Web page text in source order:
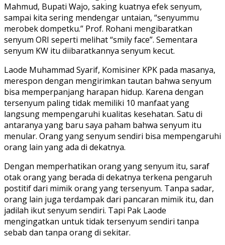
Mahmud, Bupati Wajo, saking kuatnya efek senyum,
sampai kita sering mendengar untaian, “senyummu
merobek dompetku.” Prof. Rohani mengibaratkan
senyum ORI seperti melihat “smily face”. Sementara
senyum KW itu diibaratkannya senyum kecut.
Laode Muhammad Syarif, Komisiner KPK pada masanya,
merespon dengan mengirimkan tautan bahwa senyum
bisa memperpanjang harapan hidup. Karena dengan
tersenyum paling tidak memiliki 10 manfaat yang
langsung mempengaruhi kualitas kesehatan. Satu di
antaranya yang baru saya paham bahwa senyum itu
menular. Orang yang senyum sendiri bisa mempengaruhi
orang lain yang ada di dekatnya.
Dengan memperhatikan orang yang senyum itu, saraf
otak orang yang berada di dekatnya terkena pengaruh
postitif dari mimik orang yang tersenyum. Tanpa sadar,
orang lain juga terdampak dari pancaran mimik itu, dan
jadilah ikut senyum sendiri. Tapi Pak Laode
mengingatkan untuk tidak tersenyum sendiri tanpa
sebab dan tanpa orang di sekitar.